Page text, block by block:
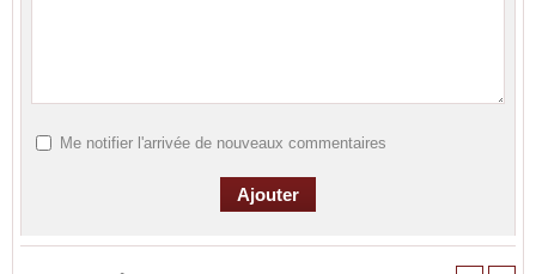
Me notifier l'arrivée de nouveaux commentaires